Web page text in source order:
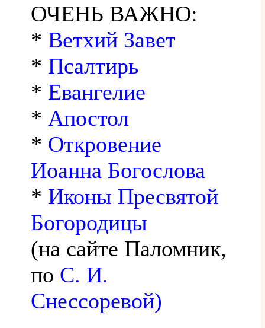
ОЧЕНЬ ВАЖНО:
* Ветхий Завет
* Псалтирь
* Евангелие
* Апостол
* Откровение
Иоанна Богослова
* Иконы Пресвятой
Богородицы
(на сайте Паломник,
по С. И.
Снессоревой)